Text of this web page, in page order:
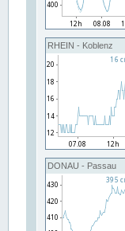
RHEIN - Koblenz
DONAU - Passau